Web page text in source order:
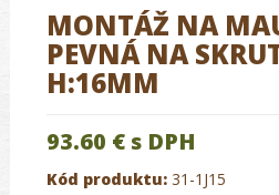
MONTÁŽ NA
PEVNÁ NA
H:16MM
93.60 € s DPH
Kód produktu: 31-1J15